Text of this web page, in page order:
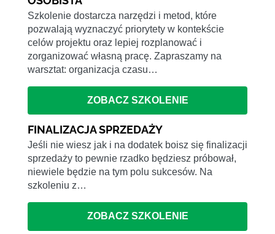
Szkolenie dostarcza narzędzi i metod, które
pozwalają wyznaczyć priorytety w kontekście
celów projektu oraz lepiej rozplanować i
zorganizować własną pracę. Zapraszamy na
warsztat: organizacja czasu…
ZOBACZ SZKOLENIE
FINALIZACJA SPRZEDAŻY
Jeśli nie wiesz jak i na dodatek boisz się finalizacji
sprzedaży to pewnie rzadko będziesz próbował,
niewiele będzie na tym polu sukcesów. Na
szkoleniu z…
ZOBACZ SZKOLENIE